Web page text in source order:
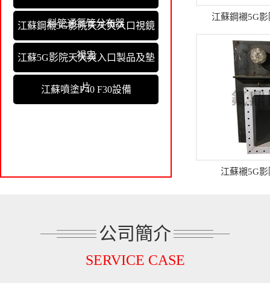
料管通氯管分布器
江蘇鋼襯5G影院天天爽入口視鏡
視盅
江蘇5G影院天天爽入口製品及墊
片
江蘇噴塗F40 F30設備
江蘇鋼襯5G
江蘇襯5G
公司簡介
SERVICE CASE